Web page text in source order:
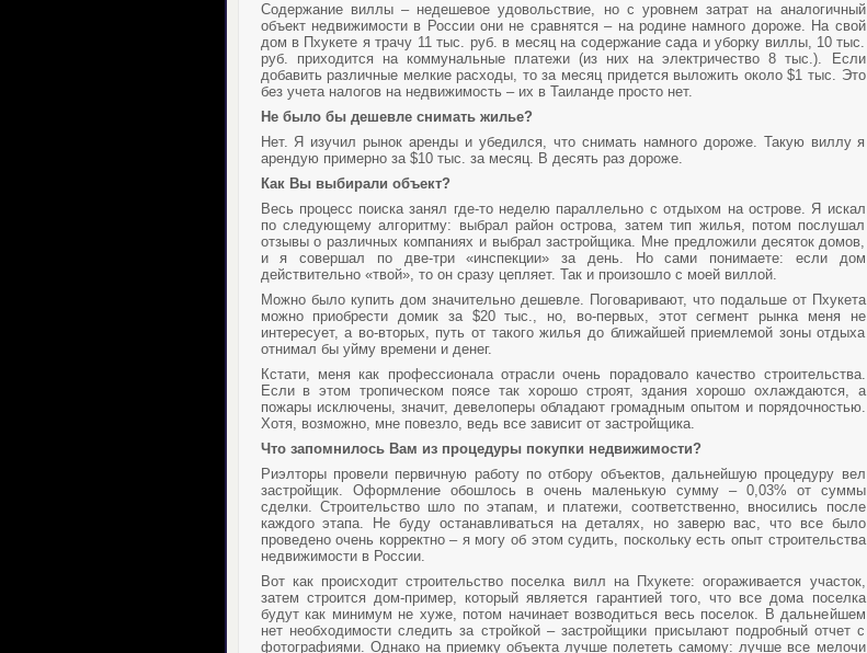
Содержание виллы – недешевое удовольствие, но с уровнем затрат на аналогичный
объект недвижимости в России они не сравнятся – на родине намного дороже. На свой
дом в Пхукете я трачу 11 тыс. руб. в месяц на содержание сада и уборку виллы, 10 тыс.
руб. приходится на коммунальные платежи (из них на электричество 8 тыс.). Если
добавить различные мелкие расходы, то за месяц придется выложить около $1 тыс. Это
без учета налогов на недвижимость – их в Таиланде просто нет.
Не было бы дешевле снимать жилье?
Нет. Я изучил рынок аренды и убедился, что снимать намного дороже. Такую виллу я
арендую примерно за $10 тыс. за месяц. В десять раз дороже.
Как Вы выбирали объект?
Весь процесс поиска занял где-то неделю параллельно с отдыхом на острове. Я искал
по следующему алгоритму: выбрал район острова, затем тип жилья, потом послушал
отзывы о различных компаниях и выбрал застройщика. Мне предложили десяток домов,
и я совершал по две-три «инспекции» за день. Но сами понимаете: если дом
действительно «твой», то он сразу цепляет. Так и произошло с моей виллой.
Можно было купить дом значительно дешевле. Поговаривают, что подальше от Пхукета
можно приобрести домик за $20 тыс., но, во-первых, этот сегмент рынка меня не
интересует, а во-вторых, путь от такого жилья до ближайшей приемлемой зоны отдыха
отнимал бы уйму времени и денег.
Кстати, меня как профессионала отрасли очень порадовало качество строительства.
Если в этом тропическом поясе так хорошо строят, здания хорошо охлаждаются, а
пожары исключены, значит, девелоперы обладают громадным опытом и порядочностью.
Хотя, возможно, мне повезло, ведь все зависит от застройщика.
Что запомнилось Вам из процедуры покупки недвижимости?
Риэлторы провели первичную работу по отбору объектов, дальнейшую процедуру вел
застройщик. Оформление обошлось в очень маленькую сумму – 0,03% от суммы
сделки. Строительство шло по этапам, и платежи, соответственно, вносились после
каждого этапа. Не буду останавливаться на деталях, но заверю вас, что все было
проведено очень корректно – я могу об этом судить, поскольку есть опыт строительства
недвижимости в России.
Вот как происходит строительство поселка вилл на Пхукете: огораживается участок,
затем строится дом-пример, который является гарантией того, что все дома поселка
будут как минимум не хуже, потом начинает возводиться весь поселок. В дальнейшем
нет необходимости следить за стройкой – застройщики присылают подробный отчет с
фотографиями. Однако на приемку объекта лучше полететь самому: лучше все мелочи